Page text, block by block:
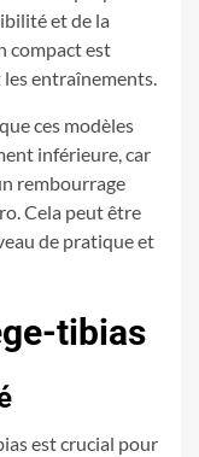
et de la
compact est
entraînements.
ces modèles
inférieure, car
rembourrage
Cela peut être
de pratique et
tibias
est crucial pour